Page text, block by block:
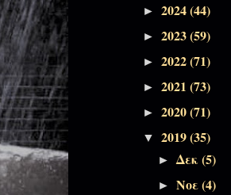
Αποσπάσματα Εκπομπών, Πάσχα-
Πεντηκοστάριο
Αποσπάσματα Εκπομπών, Πάσχα-
Πεντηκοστάριο
Αποσπάσματα Εκπομπών
► 2024(44)
► 2023(59)
► 2022(71)
► 2021 (73)
► 2020(71)
▼ 2019(35)
►Δεκ(5)
►Νοε(4)